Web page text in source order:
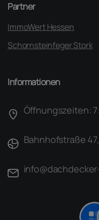
Partner
ImmoWert Hessen
Schornsteinfeger Stork
Informationen
Öffnungszeiten:
Bahnhofstraße